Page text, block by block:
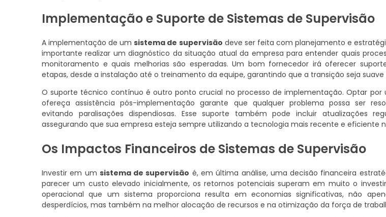
Implementação e Suporte de Sistemas de Supervisão
A implementação de umsistema de supervisão deve ser feita com planejamento e
importante realizar um diagnóstico da situação atual da empresa para entender quais
monitoramento e quais melhorias são esperadas. Um bom fornecedor irá oferecer
etapas, desde a instalação até o treinamento da equipe, garantindo que a transição seja suave
O suporte técnico contínuo é outro ponto crucial no processo de implementação. Optar por
ofereça assistência pós-implementação garante que qualquer problema possa ser
evitando paralisações dispendiosas. Esse suporte também pode incluir atualizações
assegurando que sua empresa esteja sempre utilizando a tecnologia mais recente e eficiente
Os Impactos Financeiros de Sistemas de Supervisão
Investir em um sistema de supervisão é, em última análise, uma decisão financeira
parecer um custo elevado inicialmente, os retornos potenciais superam em muito o
operacional que um sistema proporciona resulta em economias significativas, não
desperdícios, mas também na melhor alocação de recursos e na otimização da força de